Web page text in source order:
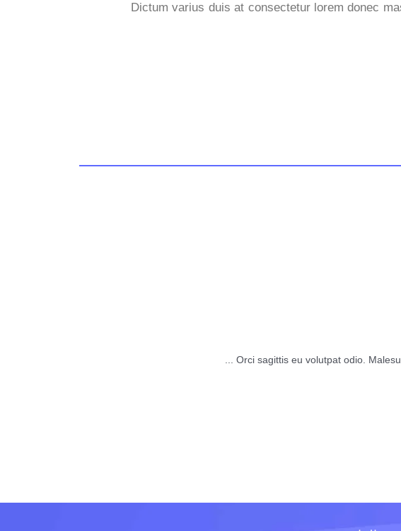
Dictum varius duis at consectetur lorem donec
Orci sagittis eu volutpat odio.